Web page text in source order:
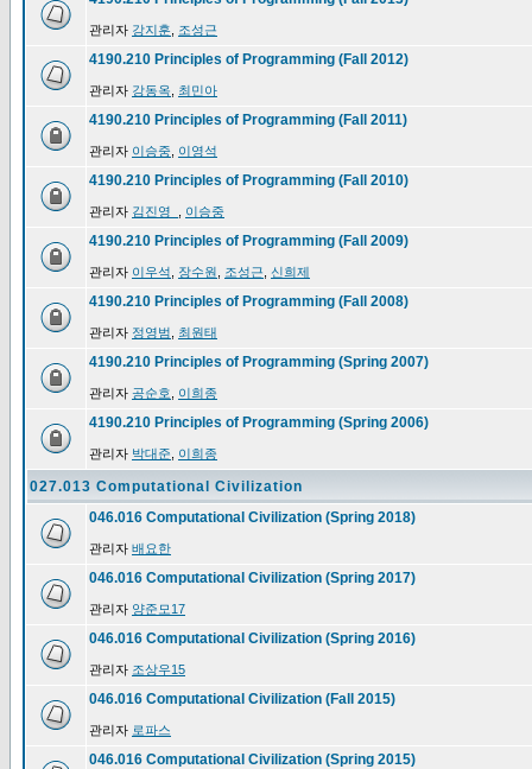
관리자 강지훈 조성근
4190.210 Principles of Programming (Fall 2012)
관리자 강동옥 최민아
4190.210 Principles of Programming (Fall 2011)
관리자 이승중 이영석
4190.210 Principles of Programming (Fall 2010)
관리자 김진영_ 이승중
4190.210 Principles of Programming (Fall 2009)
관리자 이우석 장수원 조성근 신희제
4190.210 Principles of Programming (Fall 2008)
관리자 정영범 최원태
4190.210 Principles of Programming (Spring 2007)
관리자 공순호 이희종
4190.210 Principles of Programming (Spring 2006)
관리자 박대준 이희종
027.013 Computational Civilization
046.016 Computational Civilization (Spring 2018)
관리자 배요한
046.016 Computational Civilization (Spring 2017)
관리자 양준모17
046.016 Computational Civilization (Spring 2016)
관리자 조상우15
046.016 Computational Civilization (Fall 2015)
관리자 로파스
046.016 Computational Civilization (Spring 2015)